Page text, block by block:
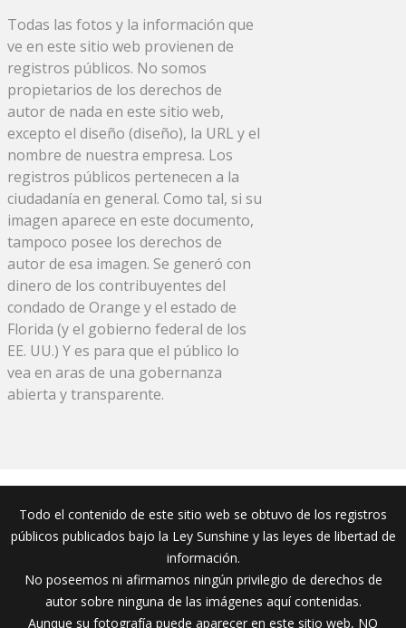
Todas las fotos y la información que
ve en este sitio web provienen de
registros públicos. No somos
propietarios de los derechos de
autor de nada en este sitio web,
excepto el diseño (diseño), la URL y el
nombre de nuestra empresa. Los
registros públicos pertenecen a la
ciudadanía en general. Como tal, si su
imagen aparece en este documento,
tampoco posee los derechos de
autor de esa imagen. Se generó con
dinero de los contribuyentes del
condado de Orange y el estado de
Florida (y el gobierno federal de los
EE. UU.) Y es para que el público lo
vea en aras de una gobernanza
abierta y transparente.
Todo el contenido de este sitio web se obtuvo de los registros
públicos publicados bajo la Ley Sunshine y las leyes de libertad de
información.
No poseemos ni afirmamos ningún privilegio de derechos de
autor sobre ninguna de las imágenes aquí contenidas.
Aunque su fotografía puede aparecer en este sitio web, NO